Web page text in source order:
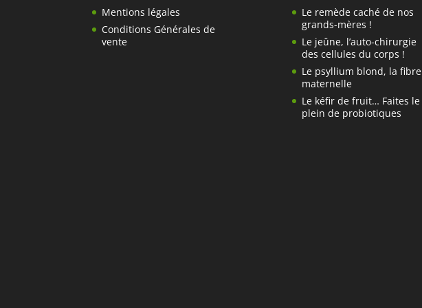
Mentions légales
Conditions Générales de
vente
Le remède caché de nos
grands-mères !
Le jeûne, l’auto-chirurgie
des cellules du corps !
Le psyllium blond, la fibre
maternelle
Le kéfir de fruit… Faites le
plein de probiotiques